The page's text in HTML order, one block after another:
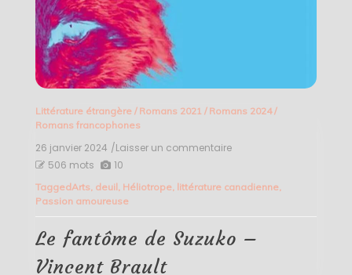
Littérature étrangère/ Romans 2021 / Romans 2024/
Romans francophones
26 janvier 2024 /Laisser un commentaireon
de
Brault
506 mots 10
TaggedArts deuil Héliotrope, littérature canadienne,
Passion amoureuse
Le fantôme de Suzuko –
Vincent Brault